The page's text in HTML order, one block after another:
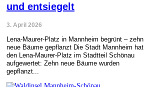
und entsiegelt
3. April 2026
Lena-Maurer-Platz in Mannheim begrünt – zehn
neue Bäume gepflanzt Die Stadt Mannheim hat
den Lena-Maurer-Platz im Stadtteil Schönau
aufgewertet: Zehn neue Bäume wurden
gepflanzt...